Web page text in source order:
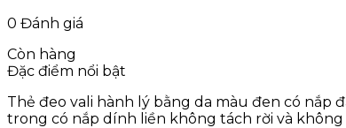
0 Đánh giá
Còn hàng
Đặc điểm nổi bật
Thẻ đeo vali hành lý bằng da màu đen có nắp
trong có nắp dính liền không tách rời và